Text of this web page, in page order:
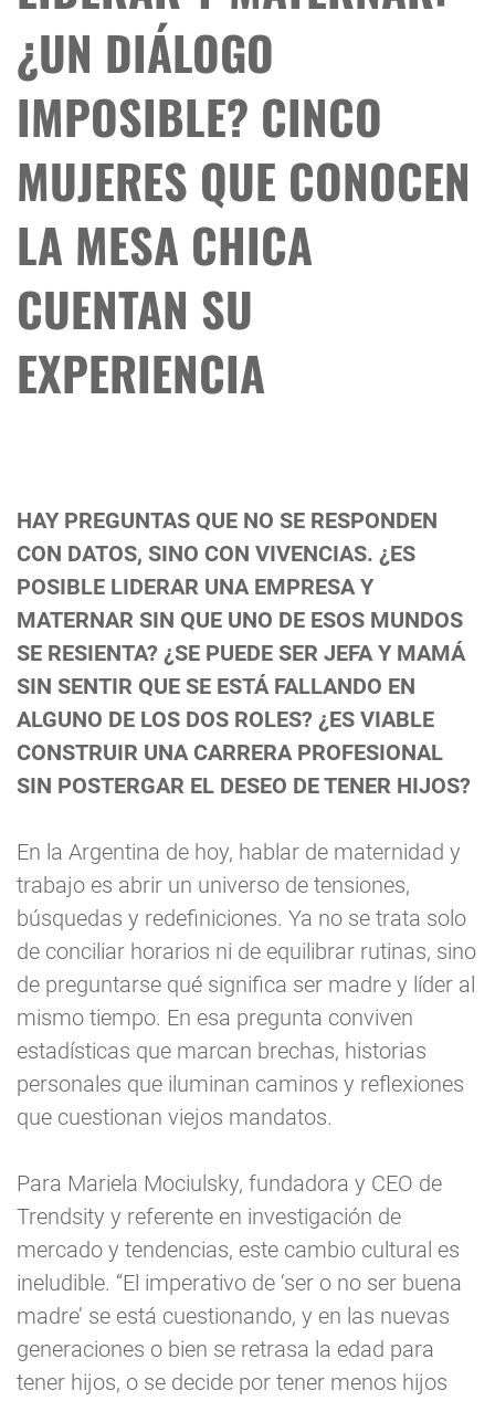
¿UN DIÁLOGO
IMPOSIBLE? CINCO
MUJERES QUE CONOCEN
LA MESA CHICA
CUENTAN SU
EXPERIENCIA
HAY PREGUNTAS QUE NO SE RESPONDEN
CON DATOS, SINO CON VIVENCIAS. ¿ES
POSIBLE LIDERAR UNA EMPRESA Y
MATERNAR SIN QUE UNO DE ESOS MUNDOS
SE RESIENTA? ¿SE PUEDE SER JEFA Y MAMÁ
SIN SENTIR QUE SE ESTÁ FALLANDO EN
ALGUNO DE LOS DOS ROLES? ¿ES VIABLE
CONSTRUIR UNA CARRERA PROFESIONAL
SIN POSTERGAR EL DESEO DE TENER HIJOS?
En la Argentina de hoy, hablar de maternidad y
trabajo es abrir un universo de tensiones,
búsquedas y redefiniciones. Ya no se trata solo
de conciliar horarios ni de equilibrar rutinas, sino
de preguntarse qué significa ser madre y líder al
mismo tiempo. En esa pregunta conviven
estadísticas que marcan brechas, historias
personales que iluminan caminos y reflexiones
que cuestionan viejos mandatos.
Para Mariela Mociulsky, fundadora y CEO de
Trendsity y referente en investigación de
mercado y tendencias, este cambio cultural es
ineludible. “El imperativo de ‘ser o no ser buena
madre’ se está cuestionando, y en las nuevas
generaciones o bien se retrasa la edad para
tener hijos, o se decide por tener menos hijos